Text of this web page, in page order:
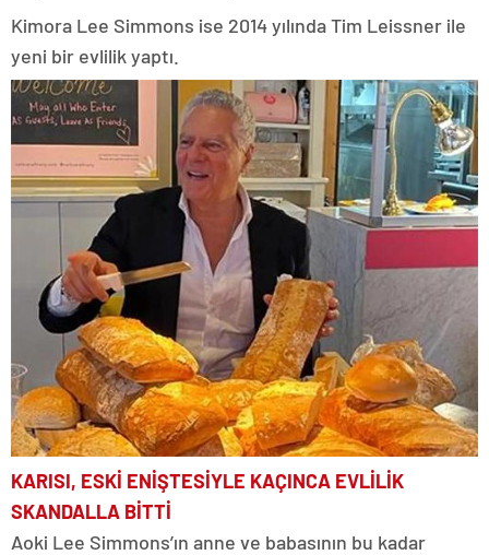
Kimora Lee Simmons ise 2014 yılında Tim Leissner ile
yeni bir evlilik yaptı.
KARISI, ESKİ ENİŞTESİYLE KAÇINCA EVLİLİK
SKANDALLA BİTTİ
Aoki Lee Simmons’ın anne ve babasının bu kadar